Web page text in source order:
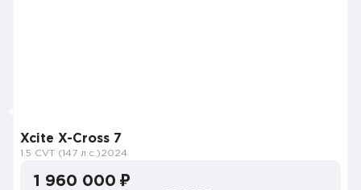
Xcite X-Cross 7
1.5 CVT (147 л.с.)2024
1 960 000 ₽